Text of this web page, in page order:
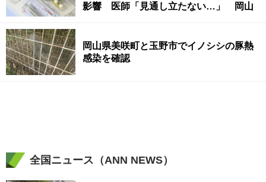
影響 医師「見通し立たない…」 岡山
岡山県美咲町と玉野市でイノシシの豚熱
感染を確認
全国ニュース（ANN NEWS）